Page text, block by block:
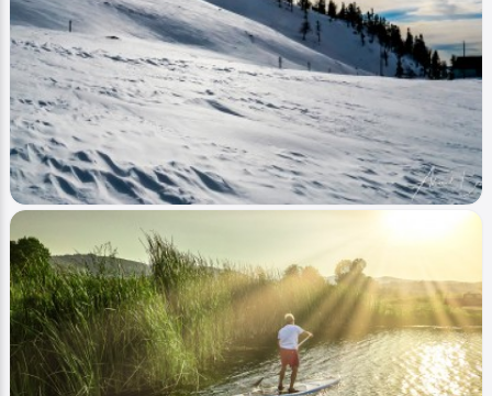
Image Yaylalar - Plateaus
Düzce Topuk Yaylası Kış - Duzce Topuk Plateau
Winter
Ahmet Bozdemir 0 3202 0
Image Yaylalar - Plateaus